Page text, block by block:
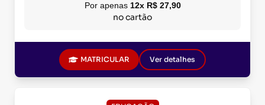
Por apenas 12x R$ 27,90
no cartão
MATRICULAR Ver detalhes